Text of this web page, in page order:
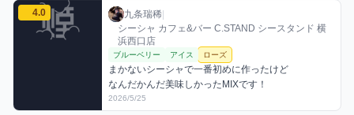
九条瑞稀のローズミックスを見る
4.0 九条瑞稀 / お店シーシャ / 2026年5月25日
九条瑞稀|
シーシャ カフェ&バー C.STAND シースタンド 横
浜西口店
利用フレーバー
ブルーベリー アイス ローズ
コメント
まかないシーシャで一番初めに作ったけど
なんだかんだ美味しかったMIXです！
評価
2026/5/25